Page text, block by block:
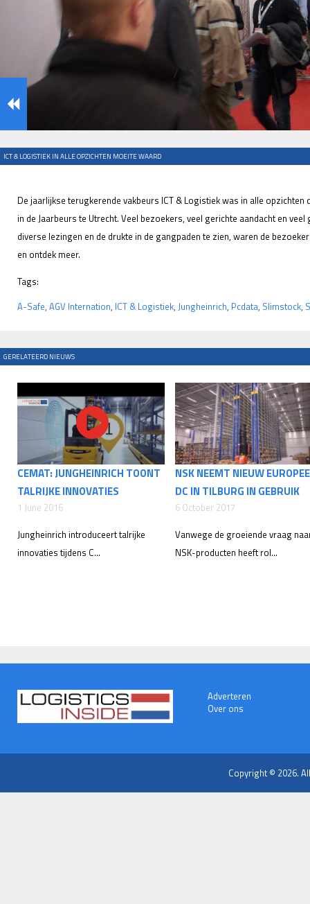
ICT & LOGISTIEK IN ALLE OPZICHTEN MOEITE WAARD
De jaarlijkse terugkerende vakbeurs ICT & Logistiek was in alle
in de Jaarbeurs te Utrecht. Veel bezoekers, veel gerichte aandacht en
diverse lezingen en de drukte in de gangpaden te zien, waren de
en ontdek meer.
Tags:
A-Safe, AGV Internation, ICT & Logistiek, Jungheinrich, Pcdata, Slimstock,
GERELATEERD NIEUWS
CEMAT: JUNGHEINRICH TOONT
TALRIJKE INNOVATIES
1 June 2016
Jungheinrich introduceert talrijke
innovaties tijdens C...
NSK NEEMT NIEUW
DC IN TILBURG IN GEBRUIK
6 October 2017
Vanwege de groeiende vraag
NSK-producten heeft rol...
Adverteren
Over ons
Copyright © 2026.